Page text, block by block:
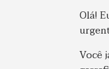
Olá!
Você